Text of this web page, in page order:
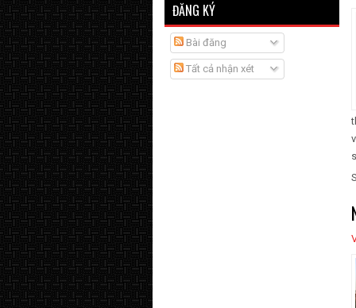
ĐĂNG KÝ
Bài đăng
Tất cả nhận xét